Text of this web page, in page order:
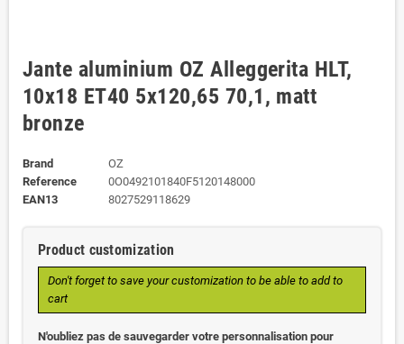
Jante aluminium OZ Alleggerita HLT,
10x18 ET40 5x120,65 70,1, matt
bronze
Brand
OZ
Reference
0O0492101840F5120148000
EAN13
8027529118629
Product customization
Don't forget to save your customization to be able to add to
cart
N'oubliez pas de sauvegarder votre personnalisation pour